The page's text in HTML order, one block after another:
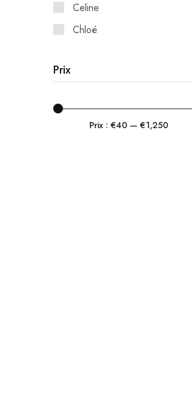
Celine
Chloé
Emilio Pucci
Prix
Prix :€40 —€1,250